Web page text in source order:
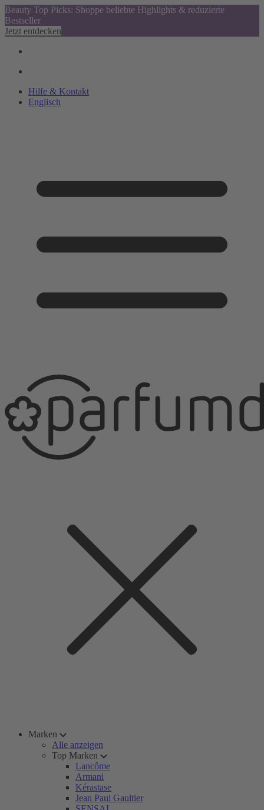
Beauty Top Picks: Shoppe beliebte Highlights & reduzierte
Bestseller
Jetzt entdecken
Hilfe & Kontakt
Englisch
Marken
Alle anzeigen
Top Marken
Lancôme
Armani
Kérastase
Jean Paul Gaultier